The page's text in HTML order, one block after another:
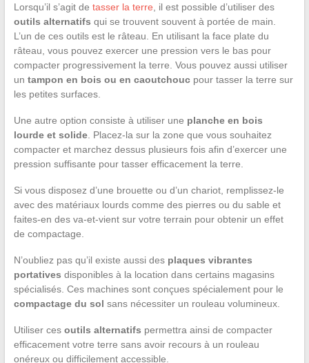
Lorsqu’il s’agit de tasser la terre , il est possible d’utiliser des
outils alternatifs qui se trouvent souvent à portée de main.
L’un de ces outils est le râteau. En utilisant la face plate du
râteau, vous pouvez exercer une pression vers le bas pour
compacter progressivement la terre. Vous pouvez aussi utiliser
un tampon en bois ou en caoutchoucpour tasser la terre sur
les petites surfaces.
Une autre option consiste à utiliser une planche en bois
lourde et solide. Placez-la sur la zone que vous souhaitez
compacter et marchez dessus plusieurs fois afin d’exercer une
pression suffisante pour tasser efficacement la terre.
Si vous disposez d’une brouette ou d’un chariot, remplissez-le
avec des matériaux lourds comme des pierres ou du sable et
faites-en des va-et-vient sur votre terrain pour obtenir un effet
de compactage.
N’oubliez pas qu’il existe aussi des plaques vibrantes
portatives disponibles à la location dans certains magasins
spécialisés. Ces machines sont conçues spécialement pour le
compactage du sol sans nécessiter un rouleau volumineux.
Utiliser ces outils alternatifs permettra ainsi de compacter
efficacement votre terre sans avoir recours à un rouleau
onéreux ou difficilement accessible.